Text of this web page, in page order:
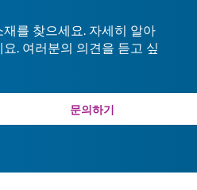
를 찾으세요. 자세히 알아
. 여러분의 의견을 듣고 싶
문의하기